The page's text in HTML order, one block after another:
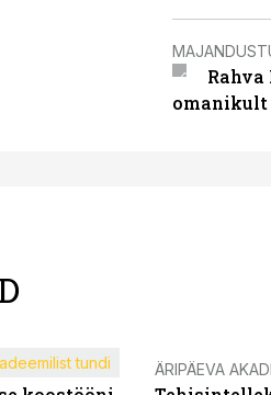
omanikult
tundi ÄRIPÄEVA